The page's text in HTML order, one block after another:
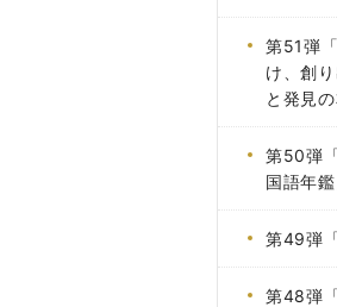
第51弾
け、創
と発見の
第50弾
国語年鑑
第49弾
第48弾